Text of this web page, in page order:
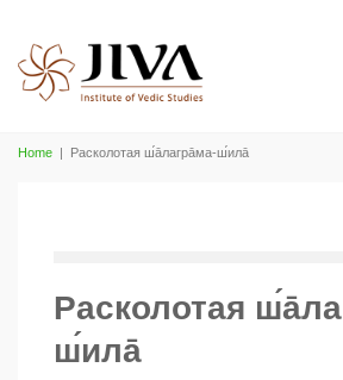
Home | Расколотая ш́а̄лагра̄ма-ш́ила̄
Расколотая
ш́ила̄